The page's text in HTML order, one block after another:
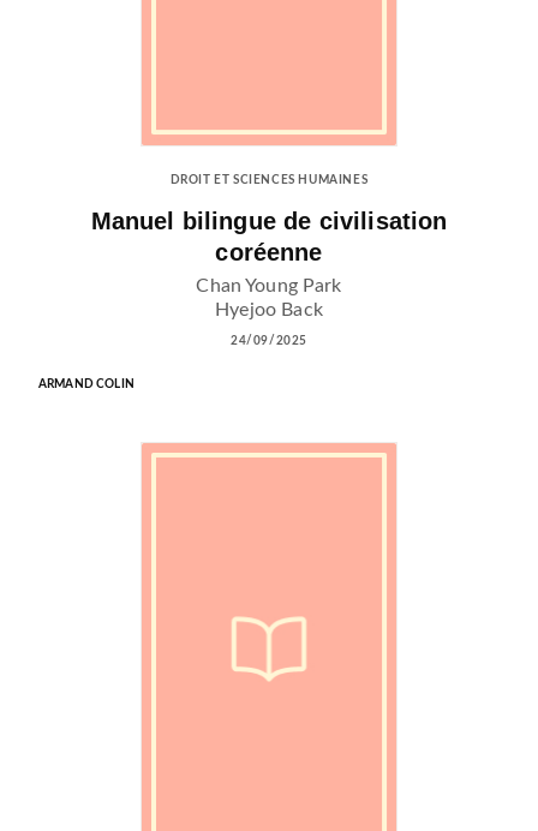
DROIT ET SCIENCES HUMAINES
Manuel bilingue de civilisation
coréenne
Chan Young Park
Hyejoo Back
24/09/2025
ARMAND COLIN